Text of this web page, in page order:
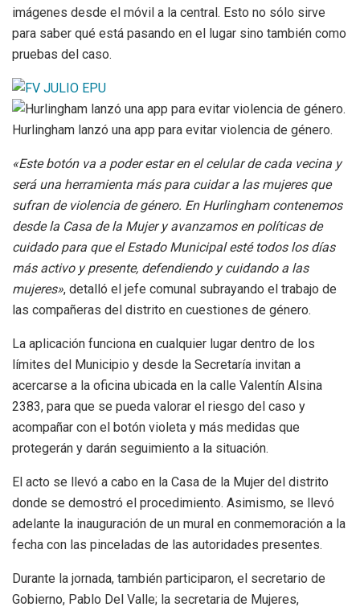
imágenes desde el móvil a la central. Esto no sólo sirve
para saber qué está pasando en el lugar sino también como
pruebas del caso.
Hurlingham lanzó una app para evitar violencia de género.
«Este botón va a poder estar en el celular de cada vecina y
será una herramienta más para cuidar a las mujeres que
sufran de violencia de género. En Hurlingham contenemos
desde la Casa de la Mujer y avanzamos en políticas de
cuidado para que el Estado Municipal esté todos los días
más activo y presente, defendiendo y cuidando a las
mujeres», detalló el jefe comunal subrayando el trabajo de
las compañeras del distrito en cuestiones de género.
La aplicación funciona en cualquier lugar dentro de los
límites del Municipio y desde la Secretaría invitan a
acercarse a la oficina ubicada en la calle Valentín Alsina
2383, para que se pueda valorar el riesgo del caso y
acompañar con el botón violeta y más medidas que
protegerán y darán seguimiento a la situación.
El acto se llevó a cabo en la Casa de la Mujer del distrito
donde se demostró el procedimiento. Asimismo, se llevó
adelante la inauguración de un mural en conmemoración a la
fecha con las pinceladas de las autoridades presentes.
Durante la jornada, también participaron, el secretario de
Gobierno, Pablo Del Valle; la secretaria de Mujeres,